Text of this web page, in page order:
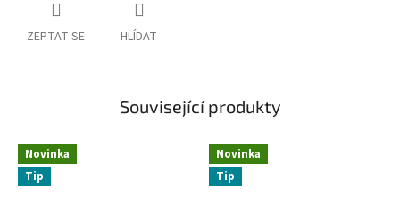
ZEPTAT SE HLÍDAT
Související produkty
Novinka
Tip
Novinka
Tip